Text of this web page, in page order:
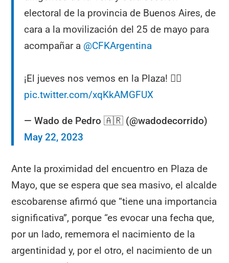
electoral de la provincia de Buenos Aires, de
cara a la movilización del 25 de mayo para
acompañar a @CFKArgentina
¡El jueves nos vemos en la Plaza! ✌🏽
pic.twitter.com/xqKkAMGFUX
— Wado de Pedro 🇦🇷 (@wadodecorrido)
May 22, 2023
Ante la proximidad del encuentro en Plaza de
Mayo, que se espera que sea masivo, el alcalde
escobarense afirmó que “tiene una importancia
significativa”, porque “es evocar una fecha que,
por un lado, rememora el nacimiento de la
argentinidad y, por el otro, el nacimiento de un